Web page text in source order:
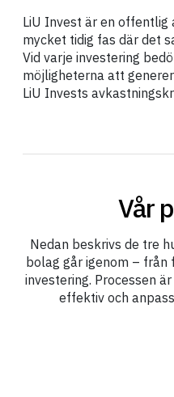
LiU Invest är en offentlig
mycket tidig fas där det
Vid varje investering
möjligheterna att
LiU Invests
Vår
Nedan beskrivs de tre
bolag går igenom –
investering. Processen
effektiv och